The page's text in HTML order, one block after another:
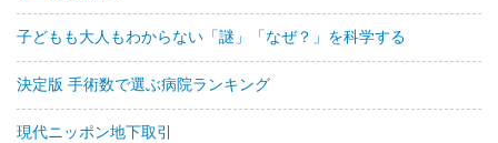
子どもも大人もわからない「謎」「なぜ？」を科学する
決定版 手術数で選ぶ病院ランキング
現代ニッポン地下取引